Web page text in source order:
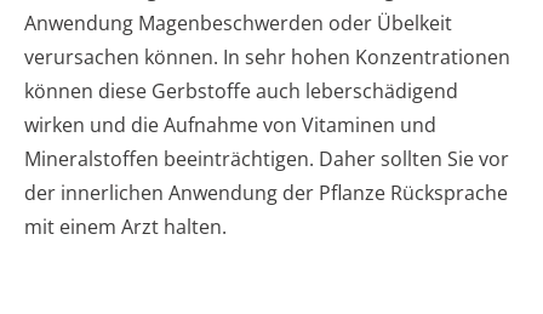
Anwendung Magenbeschwerden oder Übelkeit
verursachen können. In sehr hohen Konzentrationen
können diese Gerbstoffe auch leberschädigend
wirken und die Aufnahme von Vitaminen und
Mineralstoffen beeinträchtigen. Daher sollten Sie vor
der innerlichen Anwendung der Pflanze Rücksprache
mit einem Arzt halten.